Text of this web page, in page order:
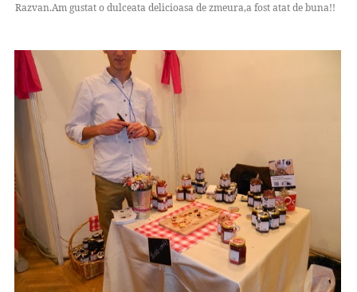
Razvan.Am gustat o dulceata delicioasa de zmeura,a fost atat de buna!!